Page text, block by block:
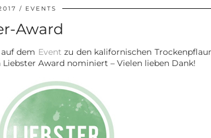
EVENTS
Award
dem Event zu den kalifornischen
Award nominiert – Vielen lieben Dank!